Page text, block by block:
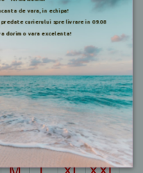
tabelul de marimi:
de vara, in echipa!
curierului spre livrare in 09.08
dorim o vara excelenta!